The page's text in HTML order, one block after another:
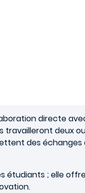
directe
travailleront deux
des
étudiants ; elle